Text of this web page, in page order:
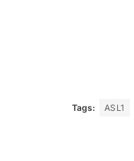
Tags: ASL1